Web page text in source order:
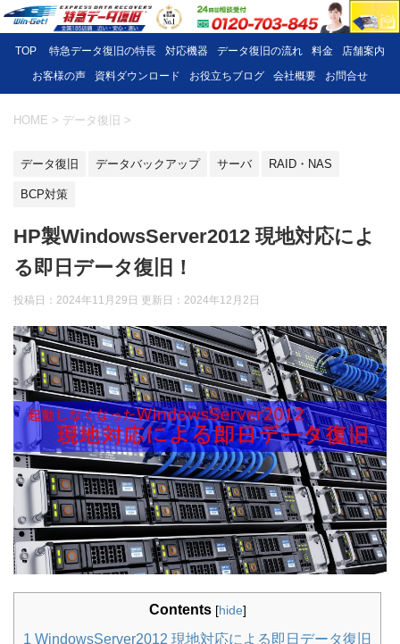
TOP 特急データ復旧の特長 対応機器 データ復旧の流れ 料金
店舗案内
お客様の声
資料ダウンロード お役立ちブログ 会社概要 お問合せ
HOME > データ復旧 >
データ復旧 データバックアップ サーバ RAID・NAS
BCP対策
HP製WindowsServer2012 現地対応によ
る即日データ復旧！
投稿日：2024年11月29日 更新日： 2024年12月2日
Contents [hide]
1 WindowsServer2012 現地対応による即日データ復旧